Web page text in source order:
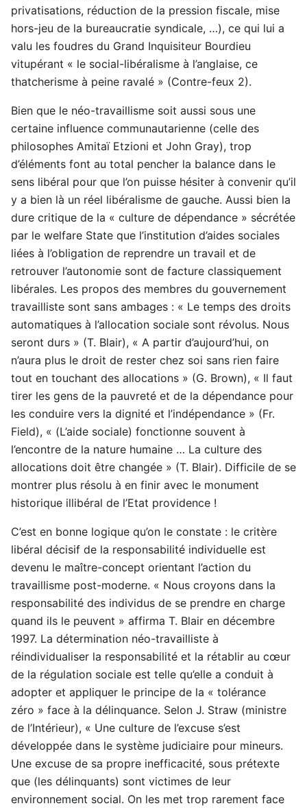
privatisations, réduction de la pression fiscale, mise
hors-jeu de la bureaucratie syndicale, …), ce qui lui a
valu les foudres du Grand Inquisiteur Bourdieu
vitupérant « le social-libéralisme à l’anglaise, ce
thatcherisme à peine ravalé » (Contre-feux 2).
Bien que le néo-travaillisme soit aussi sous une
certaine influence communautarienne (celle des
philosophes Amitaï Etzioni et John Gray), trop
d’éléments font au total pencher la balance dans le
sens libéral pour que l’on puisse hésiter à convenir qu’il
y a bien là un réel libéralisme de gauche. Aussi bien la
dure critique de la « culture de dépendance » sécrétée
par le welfare State que l’institution d’aides sociales
liées à l’obligation de reprendre un travail et de
retrouver l’autonomie sont de facture classiquement
libérales. Les propos des membres du gouvernement
travailliste sont sans ambages : « Le temps des droits
automatiques à l’allocation sociale sont révolus. Nous
seront durs » (T. Blair), « A partir d’aujourd’hui, on
n’aura plus le droit de rester chez soi sans rien faire
tout en touchant des allocations » (G. Brown), « Il faut
tirer les gens de la pauvreté et de la dépendance pour
les conduire vers la dignité et l’indépendance » (Fr.
Field), « (L’aide sociale) fonctionne souvent à
l’encontre de la nature humaine … La culture des
allocations doit être changée » (T. Blair). Difficile de se
montrer plus résolu à en finir avec le monument
historique illibéral de l’Etat providence !
C’est en bonne logique qu’on le constate : le critère
libéral décisif de la responsabilité individuelle est
devenu le maître-concept orientant l’action du
travaillisme post-moderne. « Nous croyons dans la
responsabilité des individus de se prendre en charge
quand ils le peuvent » affirma T. Blair en décembre
1997. La détermination néo-travailliste à
réindividualiser la responsabilité et la rétablir au cœur
de la régulation sociale est telle qu’elle a conduit à
adopter et appliquer le principe de la « tolérance
zéro » face à la délinquance. Selon J. Straw (ministre
de l’Intérieur), « Une culture de l’excuse s’est
développée dans le système judiciaire pour mineurs.
Une excuse de sa propre inefficacité, sous prétexte
que (les délinquants) sont victimes de leur
environnement social. On les met trop rarement face